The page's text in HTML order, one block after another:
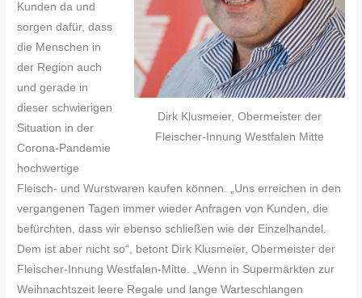
Dirk Klusmeier, Obermeister der
Fleischer-Innung Westfalen Mitte
Kunden da und
sorgen dafür, dass
die Menschen in
der Region auch
und gerade in
dieser schwierigen
Situation in der
Corona-Pandemie
hochwertige
Fleisch- und Wurstwaren kaufen können. „Uns erreichen in den
vergangenen Tagen immer wieder Anfragen von Kunden, die
befürchten, dass wir ebenso schließen wie der Einzelhandel.
Dem ist aber nicht so“, betont Dirk Klusmeier, Obermeister der
Fleischer-Innung Westfalen-Mitte. „Wenn in Supermärkten zur
Weihnachtszeit leere Regale und lange Warteschlangen